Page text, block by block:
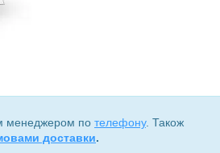
менеджером по телефону. Також
доставки.